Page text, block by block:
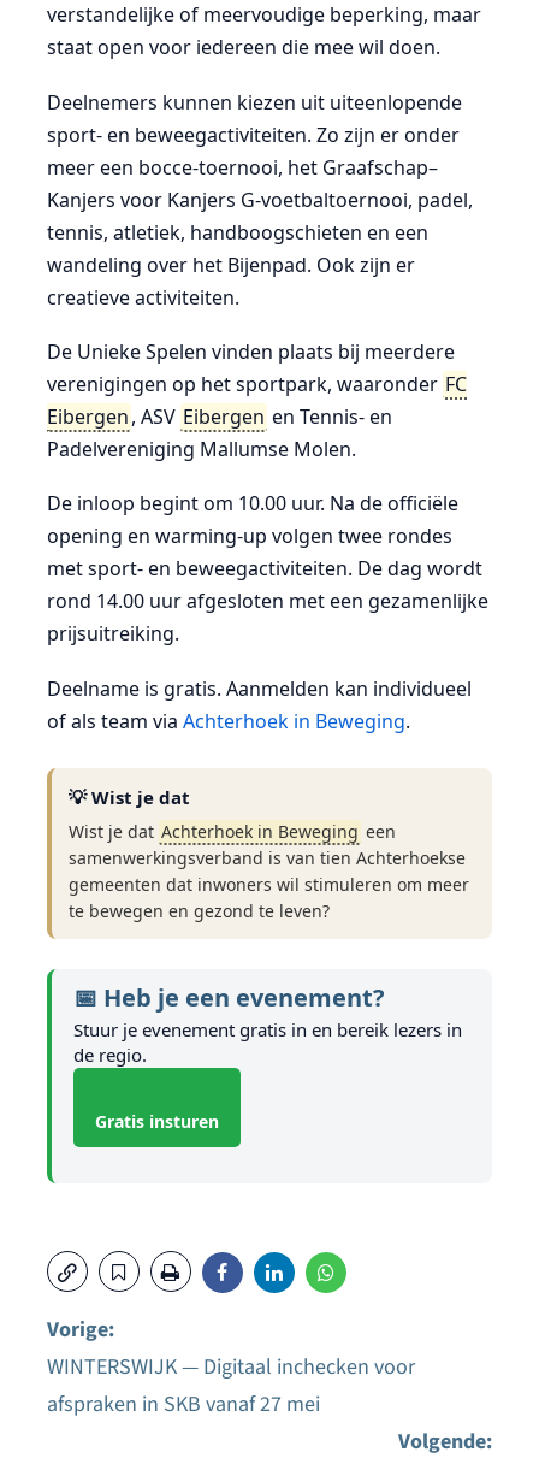
verstandelijke of meervoudige beperking, maar
staat open voor iedereen die mee wil doen.
Deelnemers kunnen kiezen uit uiteenlopende
sport- en beweegactiviteiten. Zo zijn er onder
meer een bocce-toernooi, het Graafschap–
Kanjers voor Kanjers G-voetbaltoernooi, padel,
tennis, atletiek, handboogschieten en een
wandeling over het Bijenpad. Ook zijn er
creatieve activiteiten.
De Unieke Spelen vinden plaats bij meerdere
verenigingen op het sportpark, waaronder FC
Eibergen, ASV Eibergen en Tennis- en
Padelvereniging Mallumse Molen.
De inloop begint om 10.00 uur. Na de officiële
opening en warming-up volgen twee rondes
met sport- en beweegactiviteiten. De dag wordt
rond 14.00 uur afgesloten met een gezamenlijke
prijsuitreiking.
Deelname is gratis. Aanmelden kan individueel
of als team via Achterhoek in Beweging.
💡 Wist je dat
Wist je dat Achterhoek in Beweging een
samenwerkingsverband is van tien Achterhoekse
gemeenten dat inwoners wil stimuleren om meer
te bewegen en gezond te leven?
📅 Heb je een evenement?
Stuur je evenement gratis in en bereik lezers in
de regio.
Gratis insturen
Bericht
Vorige:
WINTERSWIJK — Digitaal inchecken voor
afspraken in SKB vanaf 27 mei
Volgende: